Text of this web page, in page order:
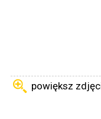
powiększ